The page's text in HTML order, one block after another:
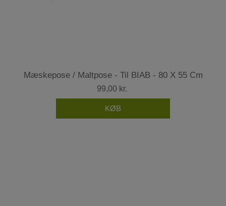
Mæskepose / Maltpose - Til BIAB - 80 X 55 Cm
99,00 kr.